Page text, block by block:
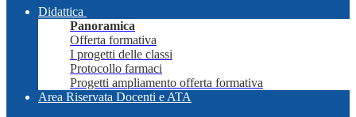
Didattica
Panoramica
Offerta formativa
I progetti delle classi
Protocollo farmaci
Progetti ampliamento offerta formativa
Area Riservata Docenti e ATA